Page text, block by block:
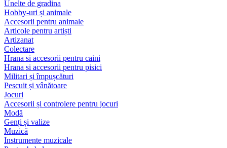
Unelte de gradina
Hobby-uri și animale
Accesorii pentru animale
Articole pentru artiști
Artizanat
Colectare
Hrana si accesorii pentru caini
Hrana si accesorii pentru pisici
Militari și împușcături
Pescuit și vânătoare
Jocuri
Accesorii și controlere pentru jocuri
Modă
Genți și valize
Muzică
Instrumente muzicale